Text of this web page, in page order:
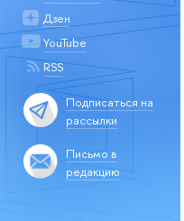
Дзен
YouTube
RSS
Подписаться на
рассылки
Письмо в
редакцию